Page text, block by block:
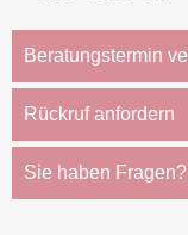
Beratungstermin
Rückruf anfordern
Sie haben